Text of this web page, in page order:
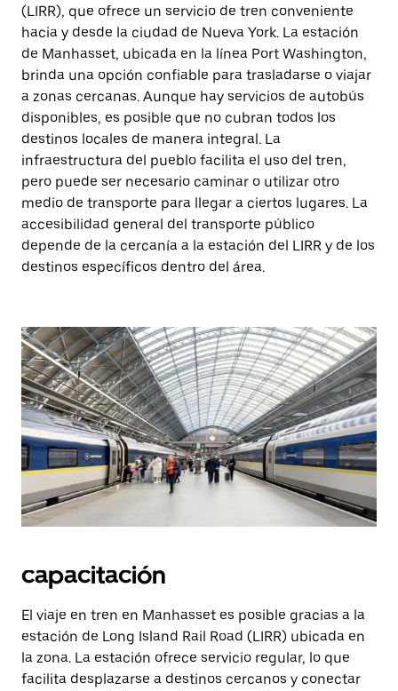
(LIRR), que ofrece un servicio de tren conveniente
hacia y desde la ciudad de Nueva York. La estación
de Manhasset, ubicada en la línea Port Washington,
brinda una opción confiable para trasladarse o viajar
a zonas cercanas. Aunque hay servicios de autobús
disponibles, es posible que no cubran todos los
destinos locales de manera integral. La
infraestructura del pueblo facilita el uso del tren,
pero puede ser necesario caminar o utilizar otro
medio de transporte para llegar a ciertos lugares. La
accesibilidad general del transporte público
depende de la cercanía a la estación del LIRR y de los
destinos específicos dentro del área.
capacitación
El viaje en tren en Manhasset es posible gracias a la
estación de Long Island Rail Road (LIRR) ubicada en
la zona. La estación ofrece servicio regular, lo que
facilita desplazarse a destinos cercanos y conectar